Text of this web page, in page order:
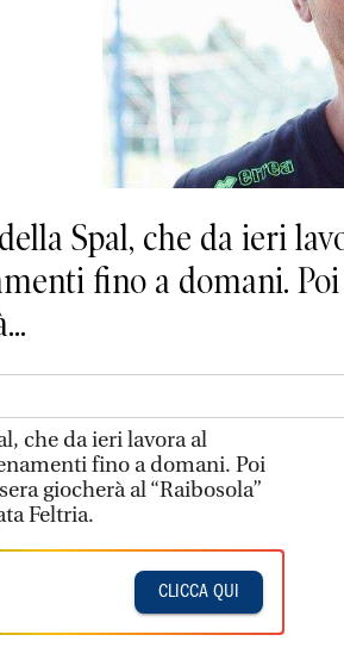
Spal, che da ieri
fino a domani.
che da ieri lavora al
fino a domani. Poi
giocherà al “Raibosola”
Feltria.
CLICCA QUI